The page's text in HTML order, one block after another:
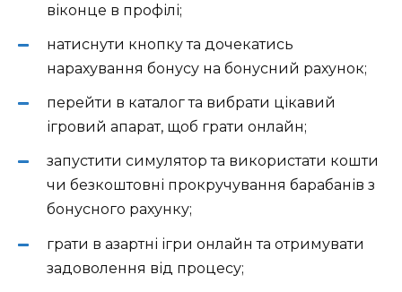
віконце в профілі;
натиснути кнопку та дочекатись
нарахування бонусу на бонусний рахунок;
перейти в каталог та вибрати цікавий
ігровий апарат, щоб грати онлайн;
запустити симулятор та використати кошти
чи безкоштовні прокручування барабанів з
бонусного рахунку;
грати в азартні ігри онлайн та отримувати
задоволення від процесу;